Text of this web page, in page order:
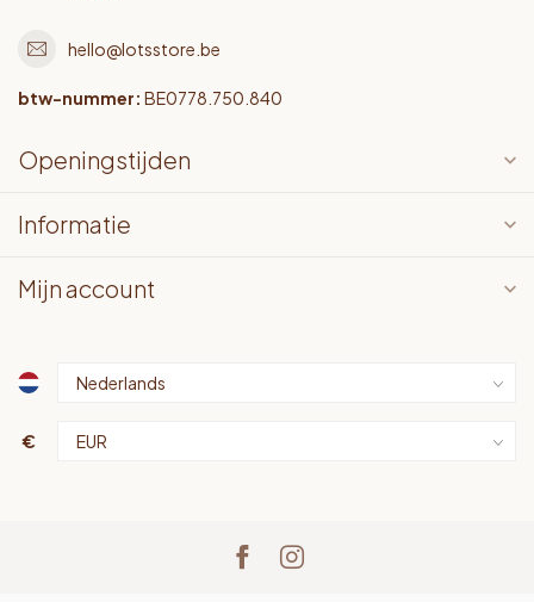
hello@lotsstore.be
btw-nummer: BE0778.750.840
Openingstijden
Informatie
Mijn account
€